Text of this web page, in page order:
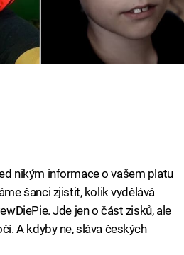
nikým informace o vašem platu
šanci zjistit, kolik vydělává
Jde jen o část zisků, ale
A kdyby ne, sláva českých